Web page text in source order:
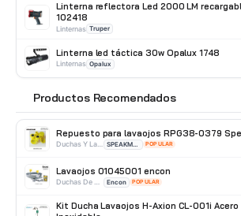
Linterna reflectora Led 2000 LM
102418
Linternas Truper
Linterna led táctica 30w Opalux 1748
Linternas Opalux
Linternas Opalux
Productos Recomendados
Repuesto para lavaojos RPG38-0379
POPULAR
Lavaojos 01045001 encon
Encon POPULAR
Kit Ducha Lavaojos H-Axion CL-001i Acero